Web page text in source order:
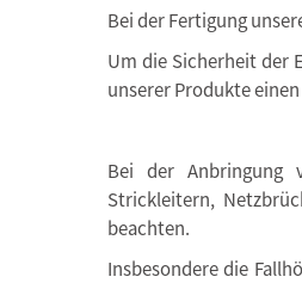
Bei der Fertigung
Um die Sicherheit der
unserer Produkte
Bei der Anbringung
Strickleitern,
beachten.
Insbesondere die